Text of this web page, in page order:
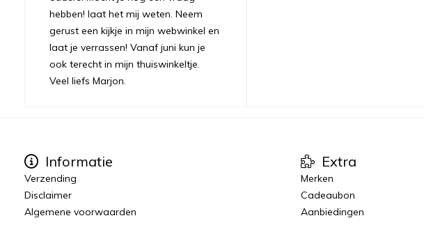
hebben! laat het mij weten. Neem
gerust een kijkje in mijn webwinkel en
laat je verrassen! Vanaf juni kun je
ook terecht in mijn thuiswinkeltje.
Veel liefs Marjon.
Informatie
Verzending
Disclaimer
Algemene voorwaarden
Extra
Merken
Cadeaubon
Aanbiedingen